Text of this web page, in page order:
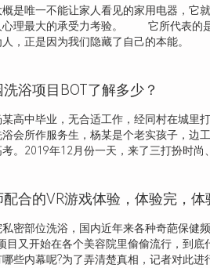
是唯一不能让家人看见的家用电器，它
心理最大的承受力考验。 它所代表的
人，正是因为我们隐藏了自己的本能。
浴项目BOT了解多少？
高中毕业，无合适工作，经同村在城里
会所作服务生，杨某是个老实孩子，边
。2019年12月份一天，来了三打扮时尚
合的VR游戏体验，体验完，体
密部位洗浴，国内近年来各种奇葩保健
目又开始在各个美容院里偷偷流行，到底
些内幕呢?为了弄清楚真相，记者对此进